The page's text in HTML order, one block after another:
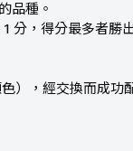
品種。
分，得分最多者勝
），經交換而成功